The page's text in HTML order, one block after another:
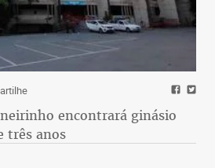
encontrará ginásio
três anos